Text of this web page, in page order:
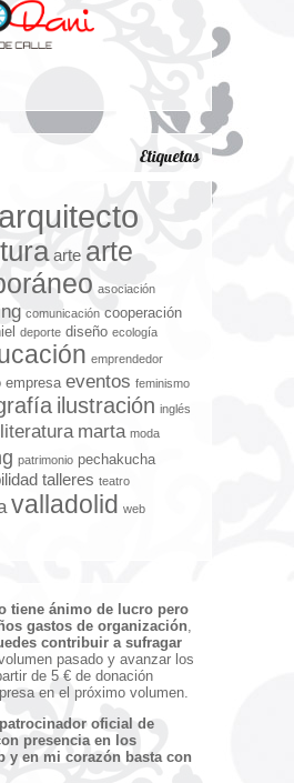
Etiquetas
arquitecto
arte arte
asociación
comunicación cooperación
deporte diseño ecología
emprendedor
empresa eventos feminismo
ilustración inglés
literatura marta moda
patrimonio pechakucha
talleres teatro
valladolid web
tiene ánimo de lucro pero
gastos de organización
contribuir a sufragar
pasado y avanzar los
de 5 € de donación
en el próximo volumen.
oficial de
presencia en los
y en mi corazón basta con